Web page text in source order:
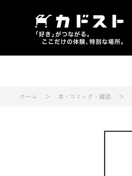
ホーム 本・コミック・雑誌